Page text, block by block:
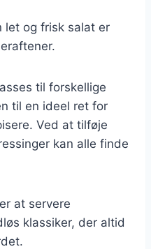
let og frisk salat er
til forskellige
til en ideel ret for
Ved at tilføje
kan alle finde
at servere
klassiker, der altid